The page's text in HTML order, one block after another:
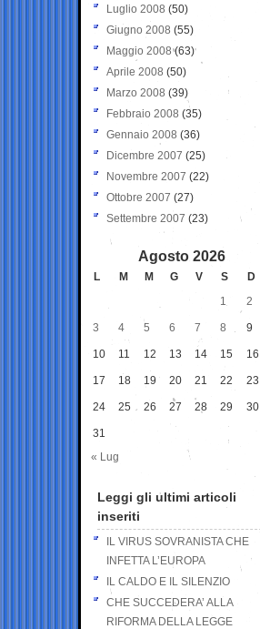
Luglio 2008 (50)
Giugno 2008 (55)
Maggio 2008(63)
Aprile 2008 (50)
Marzo 2008 (39)
Febbraio 2008 (35)
Gennaio 2008 (36)
Dicembre 2007 (25)
Novembre 2007 (22)
Ottobre 2007 (27)
Settembre 2007 (23)
Agosto 2026
L M M G V S
D
1
2
3 4 5 6 7 8 9
10 11 12 13 14 15 16
17 18 19 20 21 22 23
24 25 26 27 28 29 30
31
« Lug
Leggi gli ultimi articoli
inseriti
IL VIRUS SOVRANISTA CHE
INFETTA L’EUROPA
IL CALDO E IL SILENZIO
CHE SUCCEDERA’ ALLA
RIFORMA DELLA LEGGE